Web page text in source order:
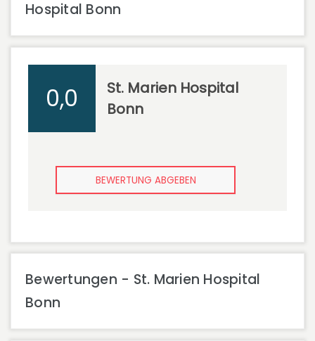
Hospital Bonn
0,0
St. Marien Hospital
Bonn
BEWERTUNG ABGEBEN
Bewertungen - St. Marien Hospital
Bonn